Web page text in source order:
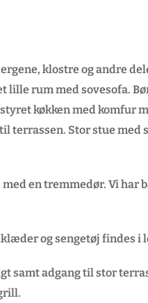
klostre og andre
lille rum med sovesofa.
køkken med komfur
terrassen. Stor stue
en tremmedør. Vi
og sengetøj findes i
samt adgang til stor